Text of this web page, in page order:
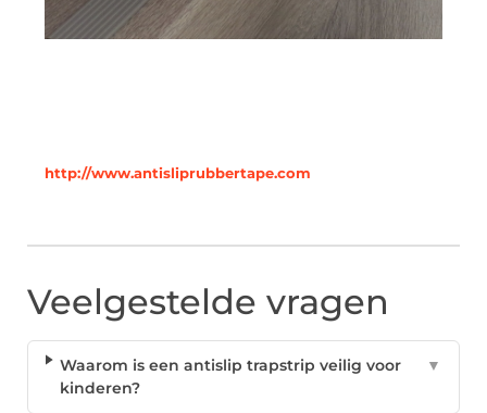
http://www.antisliprubbertape.com
Veelgestelde vragen
Waarom is een antislip trapstrip veilig voor
kinderen?
▼